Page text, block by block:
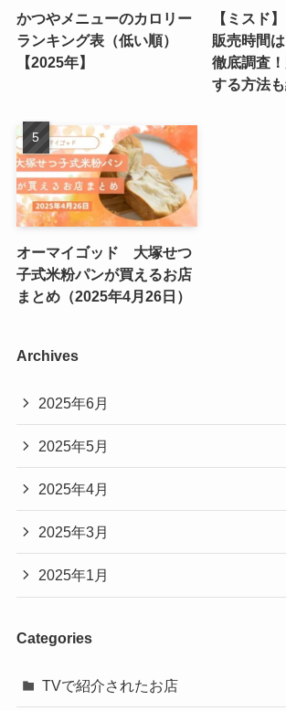
かつやメニューのカロリー
ランキング表（低い順）
【2025年】
【ミスド
販売時間
徹底調査
する方法
オーマイゴッド 大塚せつ
子式米粉パンが買えるお店
まとめ（2025年4月26日）
Archives
2025年6月
2025年5月
2025年4月
2025年3月
2025年1月
Categories
TVで紹介されたお店